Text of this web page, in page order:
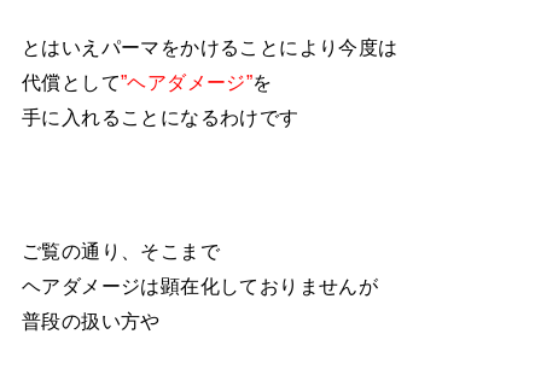
とはいえパーマをかけることにより今度は
代償として”ヘアダメージ”を
手に入れることになるわけです
ご覧の通り、そこまで
ヘアダメージは顕在化しておりませんが
普段の扱い方や